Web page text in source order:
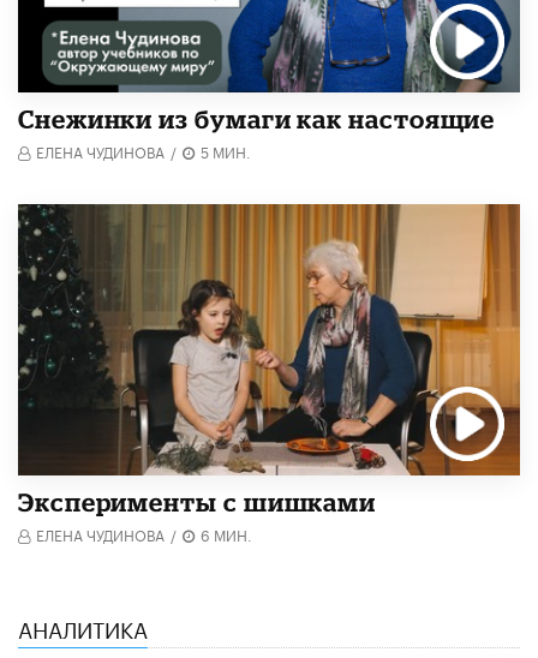
Снежинки из бумаги как настоящие
ЕЛЕНА ЧУДИНОВА / 5 МИН.
Эксперименты с шишками
ЕЛЕНА ЧУДИНОВА / 6 МИН.
АНАЛИТИКА